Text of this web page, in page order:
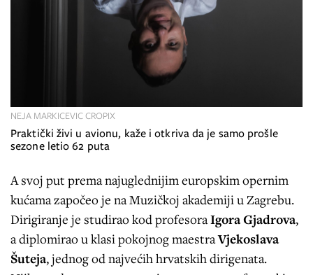
Praktički živi u avionu, kaže i otkriva da je samo prošle
sezone letio 62 puta
NEJA MARKICEVIC CROPIX
A svoj put prema najuglednijim europskim opernim
kućama započeo je na Muzičkoj akademiji u Zagrebu.
Dirigiranje je studirao kod profesoraIgora Gjadrova,
a diplomirao u klasi pokojnog maestraVjekoslava
Šuteja, jednog od najvećih hrvatskih dirigenata.